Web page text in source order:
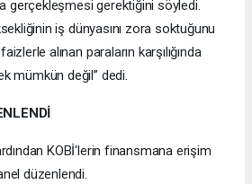
gerçekleşmesi gerektiğini söyledi.
iş dünyasını zora soktuğunu
alınan paraların karşılığında
mümkün değil” dedi.
KOBİ'lerin finansmana erişim
düzenlendi.